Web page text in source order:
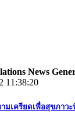
News
11:38:20
เครียดเพื่อสุขภาวะ